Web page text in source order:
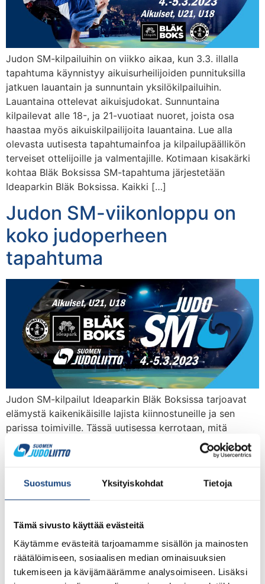
Suostumus Yksityiskohdat Tietoja
Tämä sivusto käyttää evästeitä
Käytämme evästeitä tarjoamamme sisällön ja mainosten
räätälöimiseen, sosiaalisen median ominaisuuksien
tukemiseen ja kävijämäärämme analysoimiseen. Lisäksi
Judon SM-kilpailuihin on viikko aikaa, kun 3.3. illalla
tapahtuma käynnistyy aikuisurheilijoiden punnituksilla
jatkuen lauantain ja sunnuntain yksilökilpailuihin.
Lauantaina ottelevat aikuisjudokat. Sunnuntaina
kilpailevat alle 18-, ja 21-vuotiaat nuoret, joista osa
haastaa myös aikuiskilpailijoita lauantaina. Lue alla
olevasta uutisesta tapahtumainfoa ja kilpailupäällikön
terveiset ottelijoille ja valmentajille. Kotimaan kisakärki
kohtaa Bläk Boksissa SM-tapahtuma järjestetään
Ideaparkin Bläk Boksissa. Kaikki […]
Judon SM-viikonloppu on
koko judoperheen
tapahtuma
Judon SM-kilpailut Ideaparkin Bläk Boksissa tarjoavat
elämystä kaikenikäisille lajista kiinnostuneille ja sen
parissa toimiville. Tässä uutisessa kerrotaan, mitä
kaikkea ohjelmaa on tarjolla talvisessa
kauppakeskuksessa ja millaisia etuja myös tarjolla judon
tapahtumasta täältä: https://fb.watch/iCRfcwPucx/
Judon SM-kilpailujen aikataulut ja ilmoittautumiset
pian, jotta tapahtumasta voidaan jakaa ennakkotietoa
medialle ja sopia […]
Judon kevään SM-kilpailut